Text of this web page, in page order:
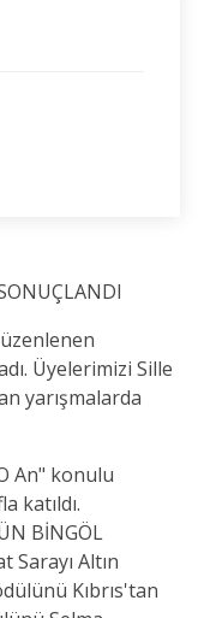
Üyelerimizi Sille
yarışmalarda
An" konulu
katıldı.
BİNGÖL
Sarayı Altın
Kıbrıs'tan